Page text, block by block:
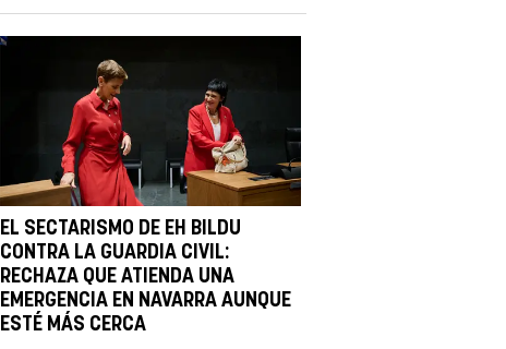
EL SECTARISMO DE EH BILDU
CONTRA LA GUARDIA CIVIL:
RECHAZA QUE ATIENDA UNA
EMERGENCIA EN NAVARRA AUNQUE
ESTÉ MÁS CERCA